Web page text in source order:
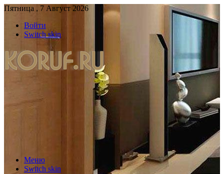
Пятница , 7 Август 2026
Войти
Switch skin
Меню
Switch skin